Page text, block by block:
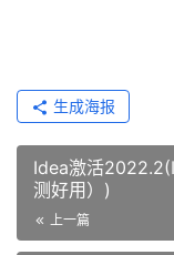
生成海报
Idea激活
测好用）)
上一篇